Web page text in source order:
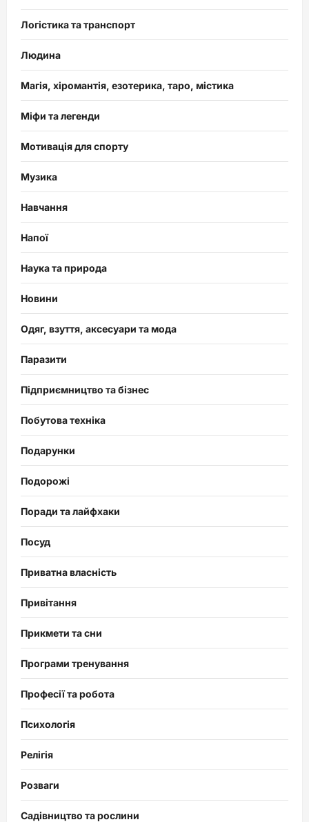
Логістика та транспорт
Людина
Магія, хіромантія, езотерика, таро, містика
Міфи та легенди
Мотивація для спорту
Музика
Навчання
Напої
Наука та природа
Новини
Одяг, взуття, аксесуари та мода
Паразити
Підприємництво та бізнес
Побутова техніка
Подарунки
Подорожі
Поради та лайфхаки
Посуд
Приватна власність
Привітання
Прикмети та сни
Програми тренування
Професії та робота
Психологія
Релігія
Розваги
Садівництво та рослини